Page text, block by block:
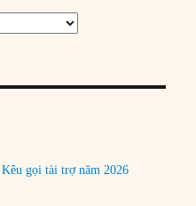
gọi tài trợ năm 2026